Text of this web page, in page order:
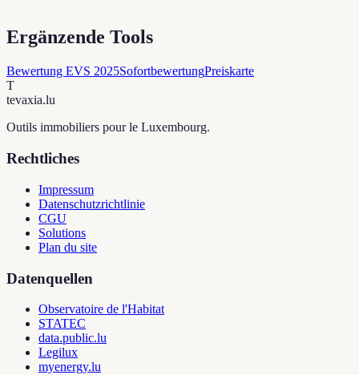
Ergänzende Tools
Bewertung EVS 2025SofortbewertungPreiskarte
T
tevaxia.lu
Outils immobiliers pour le Luxembourg.
Rechtliches
Impressum
Datenschutzrichtlinie
CGU
Solutions
Plan du site
Datenquellen
Observatoire de l'Habitat
STATEC
data.public.lu
Legilux
myenergy.lu